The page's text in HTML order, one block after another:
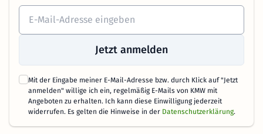
Jetzt anmelden
Mit der Eingabe meiner E-Mail-Adresse bzw. durch Klick auf "Jetzt
anmelden" willige ich ein, regelmäßig E-Mails von KMW mit
Angeboten zu erhalten. Ich kann diese Einwilligung jederzeit
widerrufen. Es gelten die Hinweise in der Datenschutzerklärung.